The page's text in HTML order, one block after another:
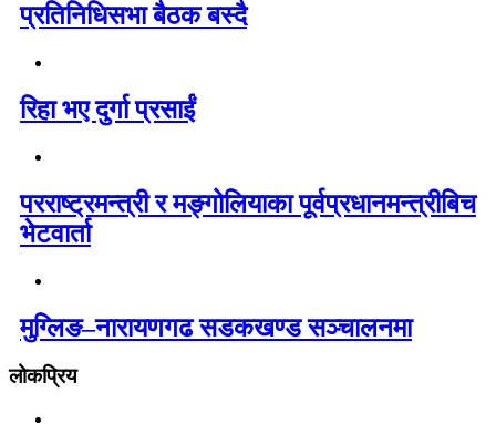
प्रतिनिधिसभा बैठक बस्दै
रिहा भए दुर्गा प्रसाईं
परराष्ट्रमन्त्री र मङ्गोलियाका पूर्वप्रधानमन्त्रीबिच
भेटवार्ता
मुग्लिङ–नारायणगढ सडकखण्ड सञ्चालनमा
लोकप्रिय